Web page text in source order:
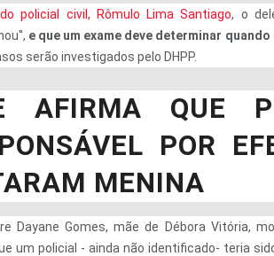
policial civil, Rômulo Lima Santiago, o
e que um exame deve determinar
serão investigados pelo DHPP.
AFIRMA QUE
POR
MENINA
Dayane Gomes, mãe de Débora Vitória,
um policial - ainda não identificado- teria